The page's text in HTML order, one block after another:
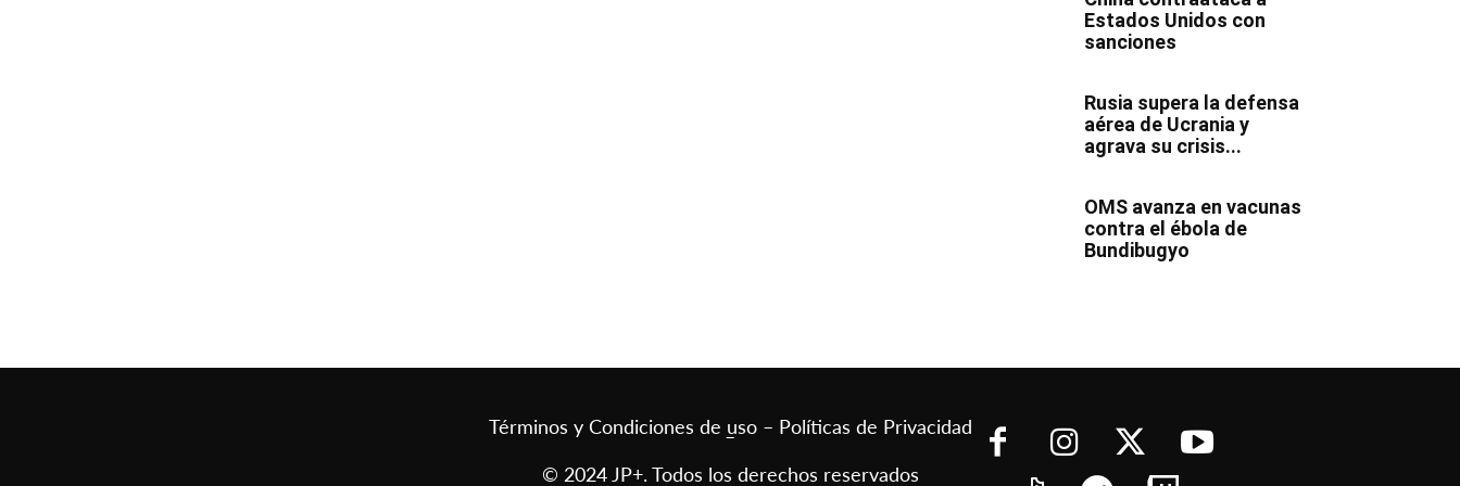
Estados Unidos con
sanciones
Rusia supera la defensa
aérea de Ucrania y
agrava su crisis...
OMS avanza en vacunas
contra el ébola de
Bundibugyo
Términos y Condiciones de uso – Políticas de Privacidad
–
© 2024 JP+. Todos los derechos reservados